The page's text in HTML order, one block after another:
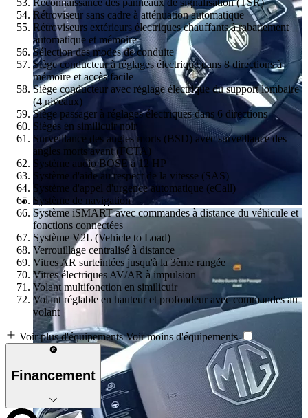
Rétroviseur sans cadre à atténuation automatique
Rétroviseurs extérieurs électriques chauffants à rabattement
automatique et mémoire
Sélection des modes de conduite
Siège conducteur à réglages électrique dans 8 directions à
mémoire et accès facile
Siège conducteur avec réglage électrique du support lombaire
(4 niveaux)
Siège passager à réglages électriques dans 6 directions
Sièges en similicuir noir
Surveillance des angles morts (BSD) avec surveillance des
angles morts avant (FCTA)
Système audio BOSE à 12 HP
Système d'aide au respect de la vitesse (SAS)
Système d'appel d'urgence automatique (eCall)
Système de navigation
Système iSMART avec commandes à distance du véhicule et
fonctions connectées
Système V2L (Vehicle to Load)
Verrouillage centralisé à distance
Vitres AR surteintées jusqu'à la 3ème rangée
Vitres électriques AV/AR à impulsion
Volant multifonction en similicuir
Volant réglable en hauteur et profondeur avec commandes au
volant
Voir plus d'équipements Voir moins d'équipements
Financement